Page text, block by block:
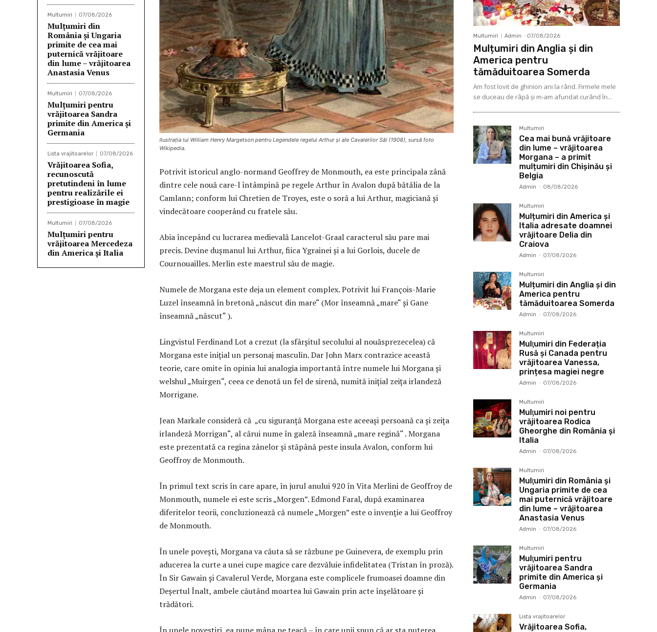
Multumiri 07/08/2026
Mulţumiri din
România și Ungaria
primite de cea mai
puternică vrăjitoare
din lume – vrăjitoarea
Anastasia Venus
Multumiri 07/08/2026
Mulţumiri pentru
vrăjitoarea Sandra
primite din America și
Germania
Lista vrajitoarelor 07/08/2026
Vrăjitoarea Sofia,
recunoscută
pretutindeni în lume
pentru realizările ei
prestigioase în magie
Multumiri 07/08/2026
Mulțumiri pentru
vrăjitoarea Mercedeza
din America și Italia
Ilustrația lui William Henry Margetson pentru Legendele regelui Arthur și ale Cavalerilor Săi (1908), sursă foto
Wikipedia.
Potrivit istoricul anglo-normand Geoffrey de Monmouth, ea este principala zână
dintre cele nouă care-l întâmpină pe regele Arthur în Avalon după bătălia de la
Camlann; conform lui Chretien de Troyes, este o soră a lui Arthur, magiciană și
vindecătoare cooperând cu fratele său.
Abia începând cu lucrarea medievală Lancelot-Graal caracterul său pare mai
precis. Devine dușmanul lui Arthur, fiica Ygrainei și a lui Gorlois, ducele de
Cournouailles. Merlin este maestrul său de magie.
Numele de Morgana este deja un element complex. Potrivit lui François-Marie
Luzel înseamnă în bretonă „născut din mare“ (Mor înseamnă „mare“ și Gane
înseamnă „născut“ ).
Lingvistul Ferdinand Lot a crezut (la sfârșitul secolului al nouăsprezecelea) că
Morgana este inițial un personaj masculin. Dar John Marx contrazice această
teorie, care omite în opinia lui analogia importantă între numele lui Morgana și
welshul „Muirgen“, ceea ce denotă un fel de sirenă, numită inițial zeița irlandeză
Morrigane.
Jean Markale consideră că „cu siguranță Morgana este aceeași persoană ca și zeița
irlandeză Morrigan“, al cărui nume în galeză înseamnă „mare regină“ . Morgana
este prezentată ca regina zânelor și stăpână peste insula Avalon, conform lui
Geoffroy de Monmouth.
În primul text scris în care apare, în jurul anului 920 în Vita Merlini de Geoffroy de
Monmouth, numele ei este scris „Morgen”. Edmond Faral, după examinarea
diferitelor teorii, concluzionează că numele „Morgen” este o invenție a lui Geoffroy
de Monmouth.
În unele povești, Morgana va căuta să se răzbune pe Guinevera, de exemplu prin
aducerea la curte a unei cupe magice care dezvăluie infidelitatea (Tristan în proză).
În Sir Gawain și Cavalerul Verde, Morgana este complicele frumoasei doamne din
Deșertul Înalt, ambele căutând moartea lui Gawain prin acte înșelătoare și
trădători.
Multumiri Admin - 07/08/2026
Mulțumiri din Anglia și din
America pentru
tămăduitoarea Somerda
Am fost lovit de ghinion ani la rând. Firmele mele
se duceau de râpă şi m-am afundat curând în...
Multumiri
Cea mai bună vrăjitoare
din lume – vrăjitoarea
Morgana – a primit
mulțumiri din Chișinău și
Belgia
Admin - 08/08/2026
Multumiri
Mulțumiri din America și
Italia adresate doamnei
vrăjitoare Delia din
Craiova
Admin - 07/08/2026
Multumiri
Mulțumiri din Anglia și din
America pentru
tămăduitoarea Somerda
Admin - 07/08/2026
Multumiri
Mulţumiri din Federația
Rusă și Canada pentru
vrăjitoarea Vanessa,
prințesa magiei negre
Admin - 07/08/2026
Multumiri
Mulţumiri noi pentru
vrăjitoarea Rodica
Gheorghe din România și
Italia
Admin - 07/08/2026
Multumiri
Mulţumiri din România și
Ungaria primite de cea
mai puternică vrăjitoare
din lume – vrăjitoarea
Anastasia Venus
Admin - 07/08/2026
Multumiri
Mulţumiri pentru
vrăjitoarea Sandra
primite din America și
Germania
Admin - 07/08/2026
Lista vrajitoarelor
Vrăjitoarea Sofia,